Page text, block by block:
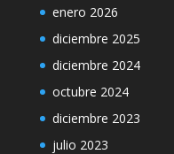
enero 2026
diciembre 2025
diciembre 2024
octubre 2024
diciembre 2023
julio 2023